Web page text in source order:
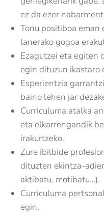
ez da ezer
Tonu positiboa eman
lanerako gogoa
Ezagutzei eta egiten
egin dituzun ikastaro
Esperientzia
baino lehen jar
Curriculuma atalka
eta elkarrengandik
irakurtzeko.
Zure ibilbide
dituzten ekintza-
aktibatu, motibatu…).
Curriculuma
egin.